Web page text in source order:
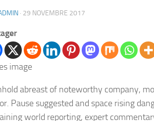
· 29 NOVEMBRE 2017
abreast of noteworthy company,
Pause suggested and space rising
world reporting, expert